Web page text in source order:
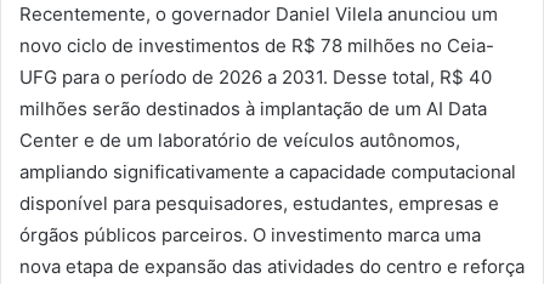
Recentemente, o governador Daniel Vilela anunciou um
novo ciclo de investimentos de R$ 78 milhões no Ceia-
UFG para o período de 2026 a 2031. Desse total, R$ 40
milhões serão destinados à implantação de um AI Data
Center e de um laboratório de veículos autônomos,
ampliando significativamente a capacidade computacional
disponível para pesquisadores, estudantes, empresas e
órgãos públicos parceiros. O investimento marca uma
nova etapa de expansão das atividades do centro e reforça